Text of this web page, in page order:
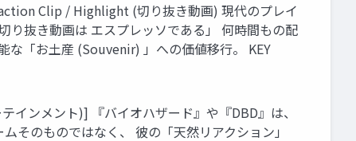
Clip / Highlight (切り抜き動画) 現代のプレイ
抜き動画は エスプレッソである」 何時間もの配
「お土産 (Souvenir) 」への価値移行。 KEY
ンメント)] 『バイオハザード』や『DBD』は、
そのものではなく、 彼の「天然リアクション」